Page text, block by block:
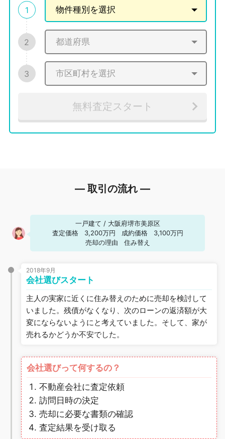
1
2
3
無料査定スタート
― 取引の流れ ―
一戸建て / 大阪府堺市美原区
査定価格
3,200万円 成約価格
3,100万円
売却の理由
住み替え
2018年9月
会社選びスタート
主人の実家に近くに住み替えのために売却を検討して
いました。残債がなくなり、次のローンの返済額が大
変にならないようにと考えていました。そして、家が
売れるかどうか不安でした。
会社選びって何するの？
不動産会社に査定依頼
訪問日時の決定
売却に必要な書類の確認
査定結果を受け取る